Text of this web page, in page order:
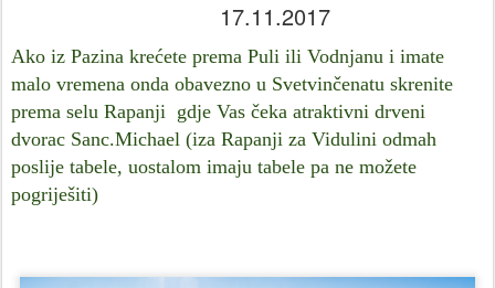
17.11.2017
Ako iz Pazina krećete prema Puli ili Vodnjanu i imate
malo vremena onda obavezno u Svetvinčenatu skrenite
prema selu Rapanji gdje Vas čeka atraktivni drveni
dvorac Sanc.Michael (iza Rapanji za Vidulini odmah
poslije tabele, uostalom imaju tabele pa ne možete
pogriješiti)